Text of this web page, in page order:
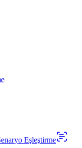
Eşleştirme